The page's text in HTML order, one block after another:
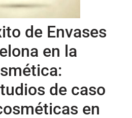
de Envases
en la
de caso
en